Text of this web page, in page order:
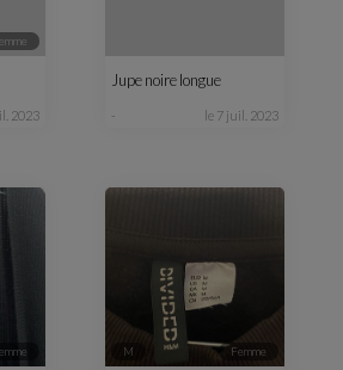
femme
2023
Jupe noire longue
- le 7 juil. 2023
femme M femme